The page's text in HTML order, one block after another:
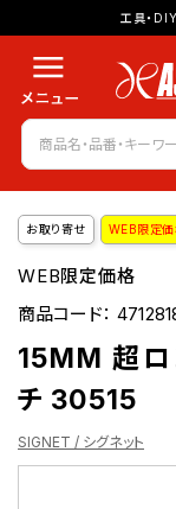
工具・
お取り寄せ WEB限定
WEB限定価格
商品コード：
15MM 超ロ
チ 30515
SIGNET / シグネット